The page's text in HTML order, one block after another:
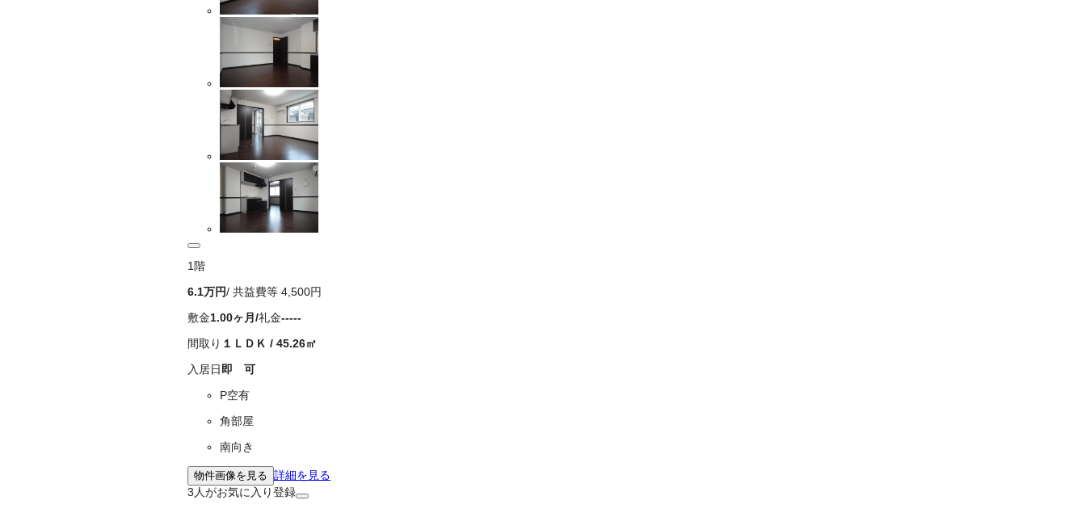
1 階
6.1万円/ 共益費等 4,500円
敷金1.00ヶ月 /礼金-----
間取り １ＬＤＫ / 45.26㎡
入居日 即 可
P空有
角部屋
南向き
物件画像を見る 詳細を見る
3 人がお気に入り登録